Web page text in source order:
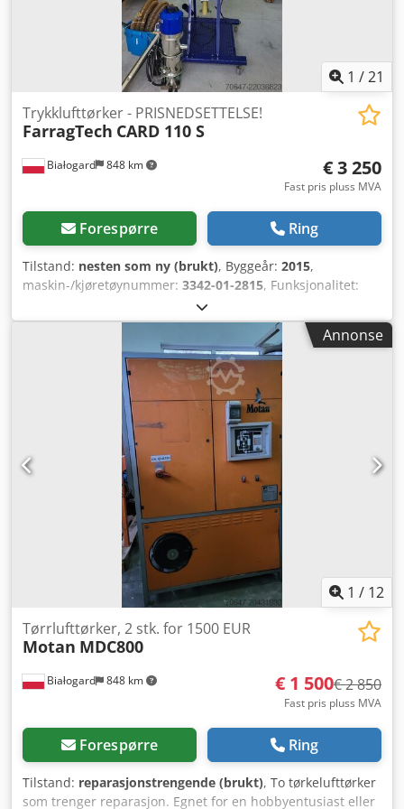
1 /21
Białogard 848 km
Trykklufttørker - PRISNEDSETTELSE!
FarragTech CARD 110 S
€ 3 250
Fast pris pluss MVA
Forespørre Ring
Tilstand: nesten som ny (brukt), Byggeår: 2015,
maskin-/kjøretøynummer: 3342-01-2815, Funksjonalitet:
3,4 kW (4,62 hk)
inngangsspenning:230 V, inngangsfrekvens:50 Hz,
Trykklufttørker Produsent: FarragTech Type: CARD 110 S
Årsmodell: 2015 Effekt: 3,4 kW To materialtransportører
Dcodpfxozaum Dj Ai Sjk Produsent: ICEVA Type: GS-4mD
Årsmodell: 2015 Effekt: 1200 W Anlegget er i perfekt stand,
som ny! PRISREDUKSJON FRA 3550 TIL 3250 EUR!
Annonse
1 / 12
Białogard 848 km
Tørrlufttørker, 2 stk. for 1500 EUR
Motan MDC800
€ 1 500€ 2 850
Fast pris pluss MVA
Forespørre Ring
Tilstand: reparasjonstrengende (brukt), To tørkelufttørker
som trenger reparasjon. Egnet for en hobbyentusiast eller